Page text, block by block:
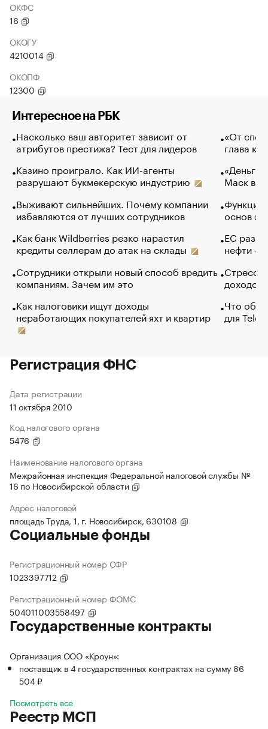
ОКФС
16
ОКОГУ
4210014
ОКОПФ
12300
Интересное на РБК
Насколько ваш авторитет зависит от
атрибутов престижа? Тест для лидеров
Казино проиграло. Как ИИ-агенты
разрушают букмекерскую индустрию
Выживают сильнейших. Почему компании
избавляются от лучших сотрудников
Как банк Wildberries резко нарастил
кредиты селлерам до атак на склады
Сотрудники открыли новый способ вредить
компаниям. Зачем им это
Как налоговики ищут доходы
неработающих покупателей яхт и квартир
«От
глава
«Деньги
Маск в
Функции
основ
ЕС
нефти —
Стресс
доходов
Что
для
Регистрация ФНС
Дата регистрации
11 октября 2010
Код налогового органа
5476
Наименование налогового органа
Межрайонная инспекция Федеральной налоговой службы №
16 по Новосибирской области
Адрес налоговой
площадь Труда, 1, г. Новосибирск, 630108
Социальные фонды
Регистрационный номер СФР
1023397712
Регистрационный номер ФОМС
504011003558497
Государственные контракты
Организация ООО «Кроун»:
поставщик в 4 государственных контрактах на сумму 86
504 ₽
Посмотреть все
Реестр МСП